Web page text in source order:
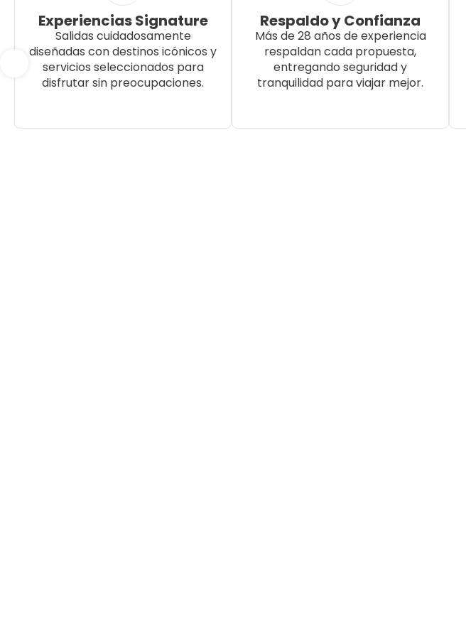
Experiencias Signature
Salidas cuidadosamente
diseñadas con destinos icónicos y
servicios seleccionados para
disfrutar sin preocupaciones.
Respaldo y Confianza
Más de 28 años de experiencia
respaldan cada propuesta,
entregando seguridad y
tranquilidad para viajar mejor.